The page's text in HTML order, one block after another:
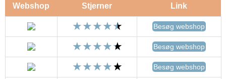
Webshop Stjerner Link
Besøg webshop
Besøg webshop
Besøg webshop